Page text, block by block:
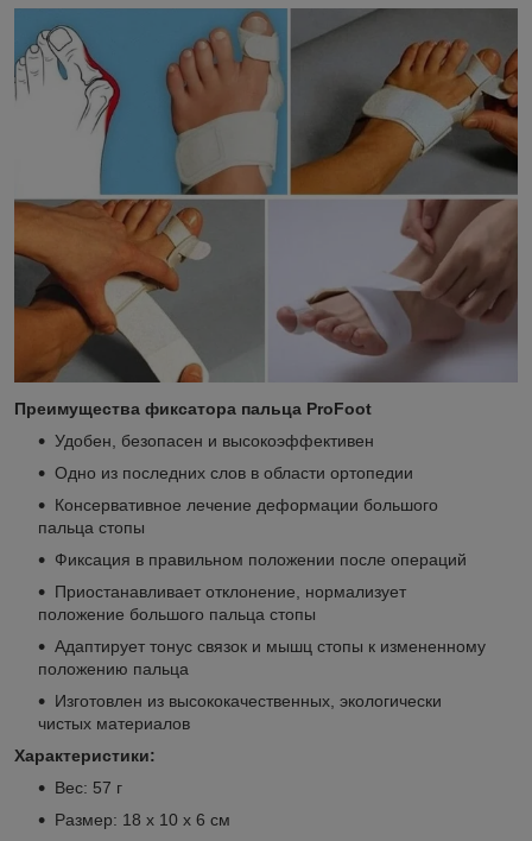
Преимущества фиксатора пальца ProFoot
Удобен, безопасен и высокоэффективен
Одно из последних слов в области ортопедии
Консервативное лечение деформации большого
пальца стопы
Фиксация в правильном положении после операций
Приостанавливает отклонение, нормализует
положение большого пальца стопы
Адаптирует тонус связок и мышц стопы к измененному
положению пальца
Изготовлен из высококачественных, экологически
чистых материалов
Характеристики:
Вес: 57 г
Размер: 18 х 10 х 6 см